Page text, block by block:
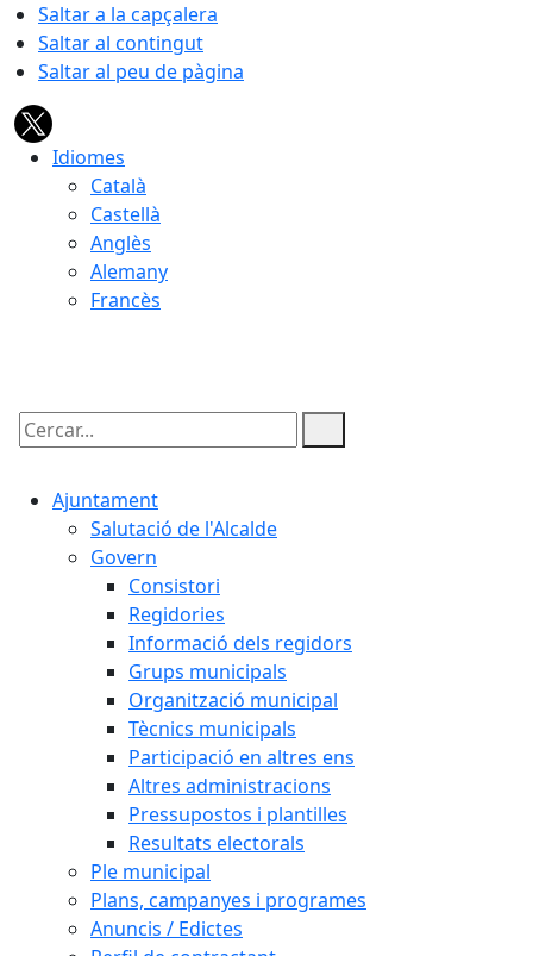
Saltar a la capçalera
Saltar al contingut
Saltar al peu de pàgina
Idiomes
Català
Castellà
Anglès
Alemany
Francès
Cercar:
Ajuntament
Salutació de l'Alcalde
Govern
Consistori
Regidories
Informació dels regidors
Grups municipals
Organització municipal
Tècnics municipals
Participació en altres ens
Altres administracions
Pressupostos i plantilles
Resultats electorals
Ple municipal
Plans, campanyes i programes
Anuncis / Edictes